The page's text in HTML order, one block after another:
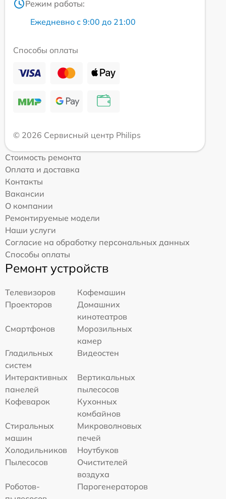
Режим работы:
Ежедневно с 9:00 до 21:00
Способы оплаты
© 2026 Сервисный центр Philips
Стоимость ремонта
Оплата и доставка
Контакты
Вакансии
О компании
Ремонтируемые модели
Наши услуги
Согласие на обработку персональных данных
Способы оплаты
Ремонт устройств
Телевизоров
Кофемашин
Проекторов
Домашних
кинотеатров
Смартфонов
Морозильных
камер
Гладильных
систем
Видеостен
Интерактивных
панелей
Вертикальных
пылесосов
Кофеварок
Кухонных
комбайнов
Стиральных
машин
Микроволновых
печей
Холодильников
Ноутбуков
Пылесосов
Очистителей
воздуха
Роботов-
Парогенераторов